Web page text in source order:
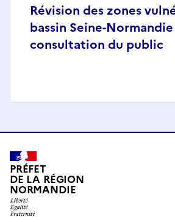
Révision des zones
bassin Seine-
consultation du public
PRÉFET
DE LA RÉGION
NORMANDIE